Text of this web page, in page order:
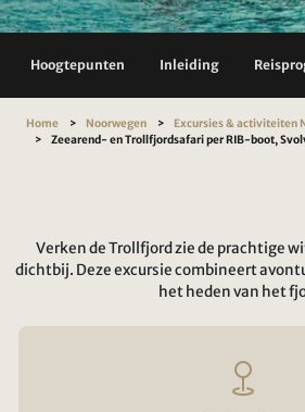
Hoogtepunten Inleiding
Home Noorwegen
Excursies & activiteiten
Zeearend- en Trollfjordsafari per RIB-boot,
Verken de Trollfjord zie de prachtige
dichtbij. Deze excursie combineert
het heden van het